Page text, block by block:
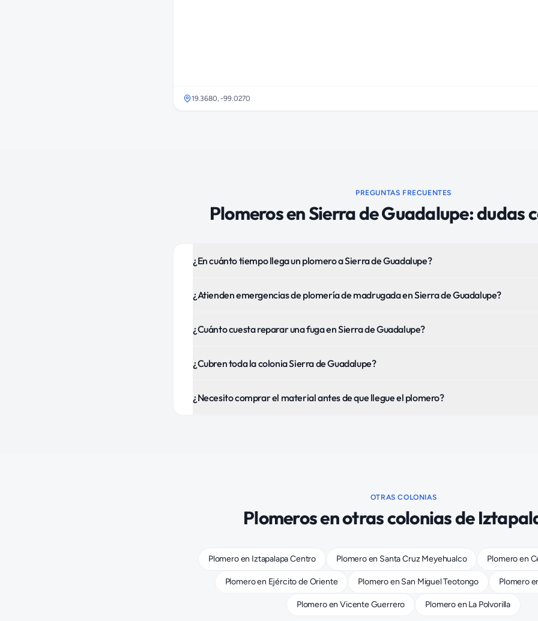
19.3680,-99.0270
PREGUNTAS FRECUENTES
PlomerosenSierra de Guadalupe: dudas
¿En cuánto tiempo llega un plomero a Sierra de Guadalupe?
¿Atienden emergencias de plomería de madrugada en Sierra de Guadalupe?
¿Cuánto cuesta reparar una fuga en Sierra de Guadalupe?
¿Cubren toda la colonia Sierra de Guadalupe?
¿Necesito comprar el material antes de que llegue el plomero?
OTRAS COLONIAS
Plomerosen otras colonias de
Plomeroen Iztapalapa Centro Plomeroen Santa Cruz Meyehualco Plomeroen
Plomeroen Ejército de Oriente Plomeroen San Miguel Teotongo Plomero
PlomeroenVicente Guerrero Plomeroen La Polvorilla